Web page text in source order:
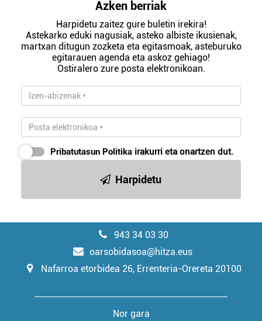
Azken berriak
Harpidetu zaitez gure buletin irekira!
Astekarko eduki nagusiak, asteko albiste ikusienak,
martxan ditugun zozketa eta egitasmoak, asteburuko
egitarauen agenda eta askoz gehiago!
Ostiralero zure posta elektronikoan.
Pribatutasun Politika irakurri eta onartzen dut.
Harpidetu
943 34 03 30
oarsobidasoa@hitza.eus
Nafarroa etorbidea 26, Errenteria-Orereta 20100
Nor gara